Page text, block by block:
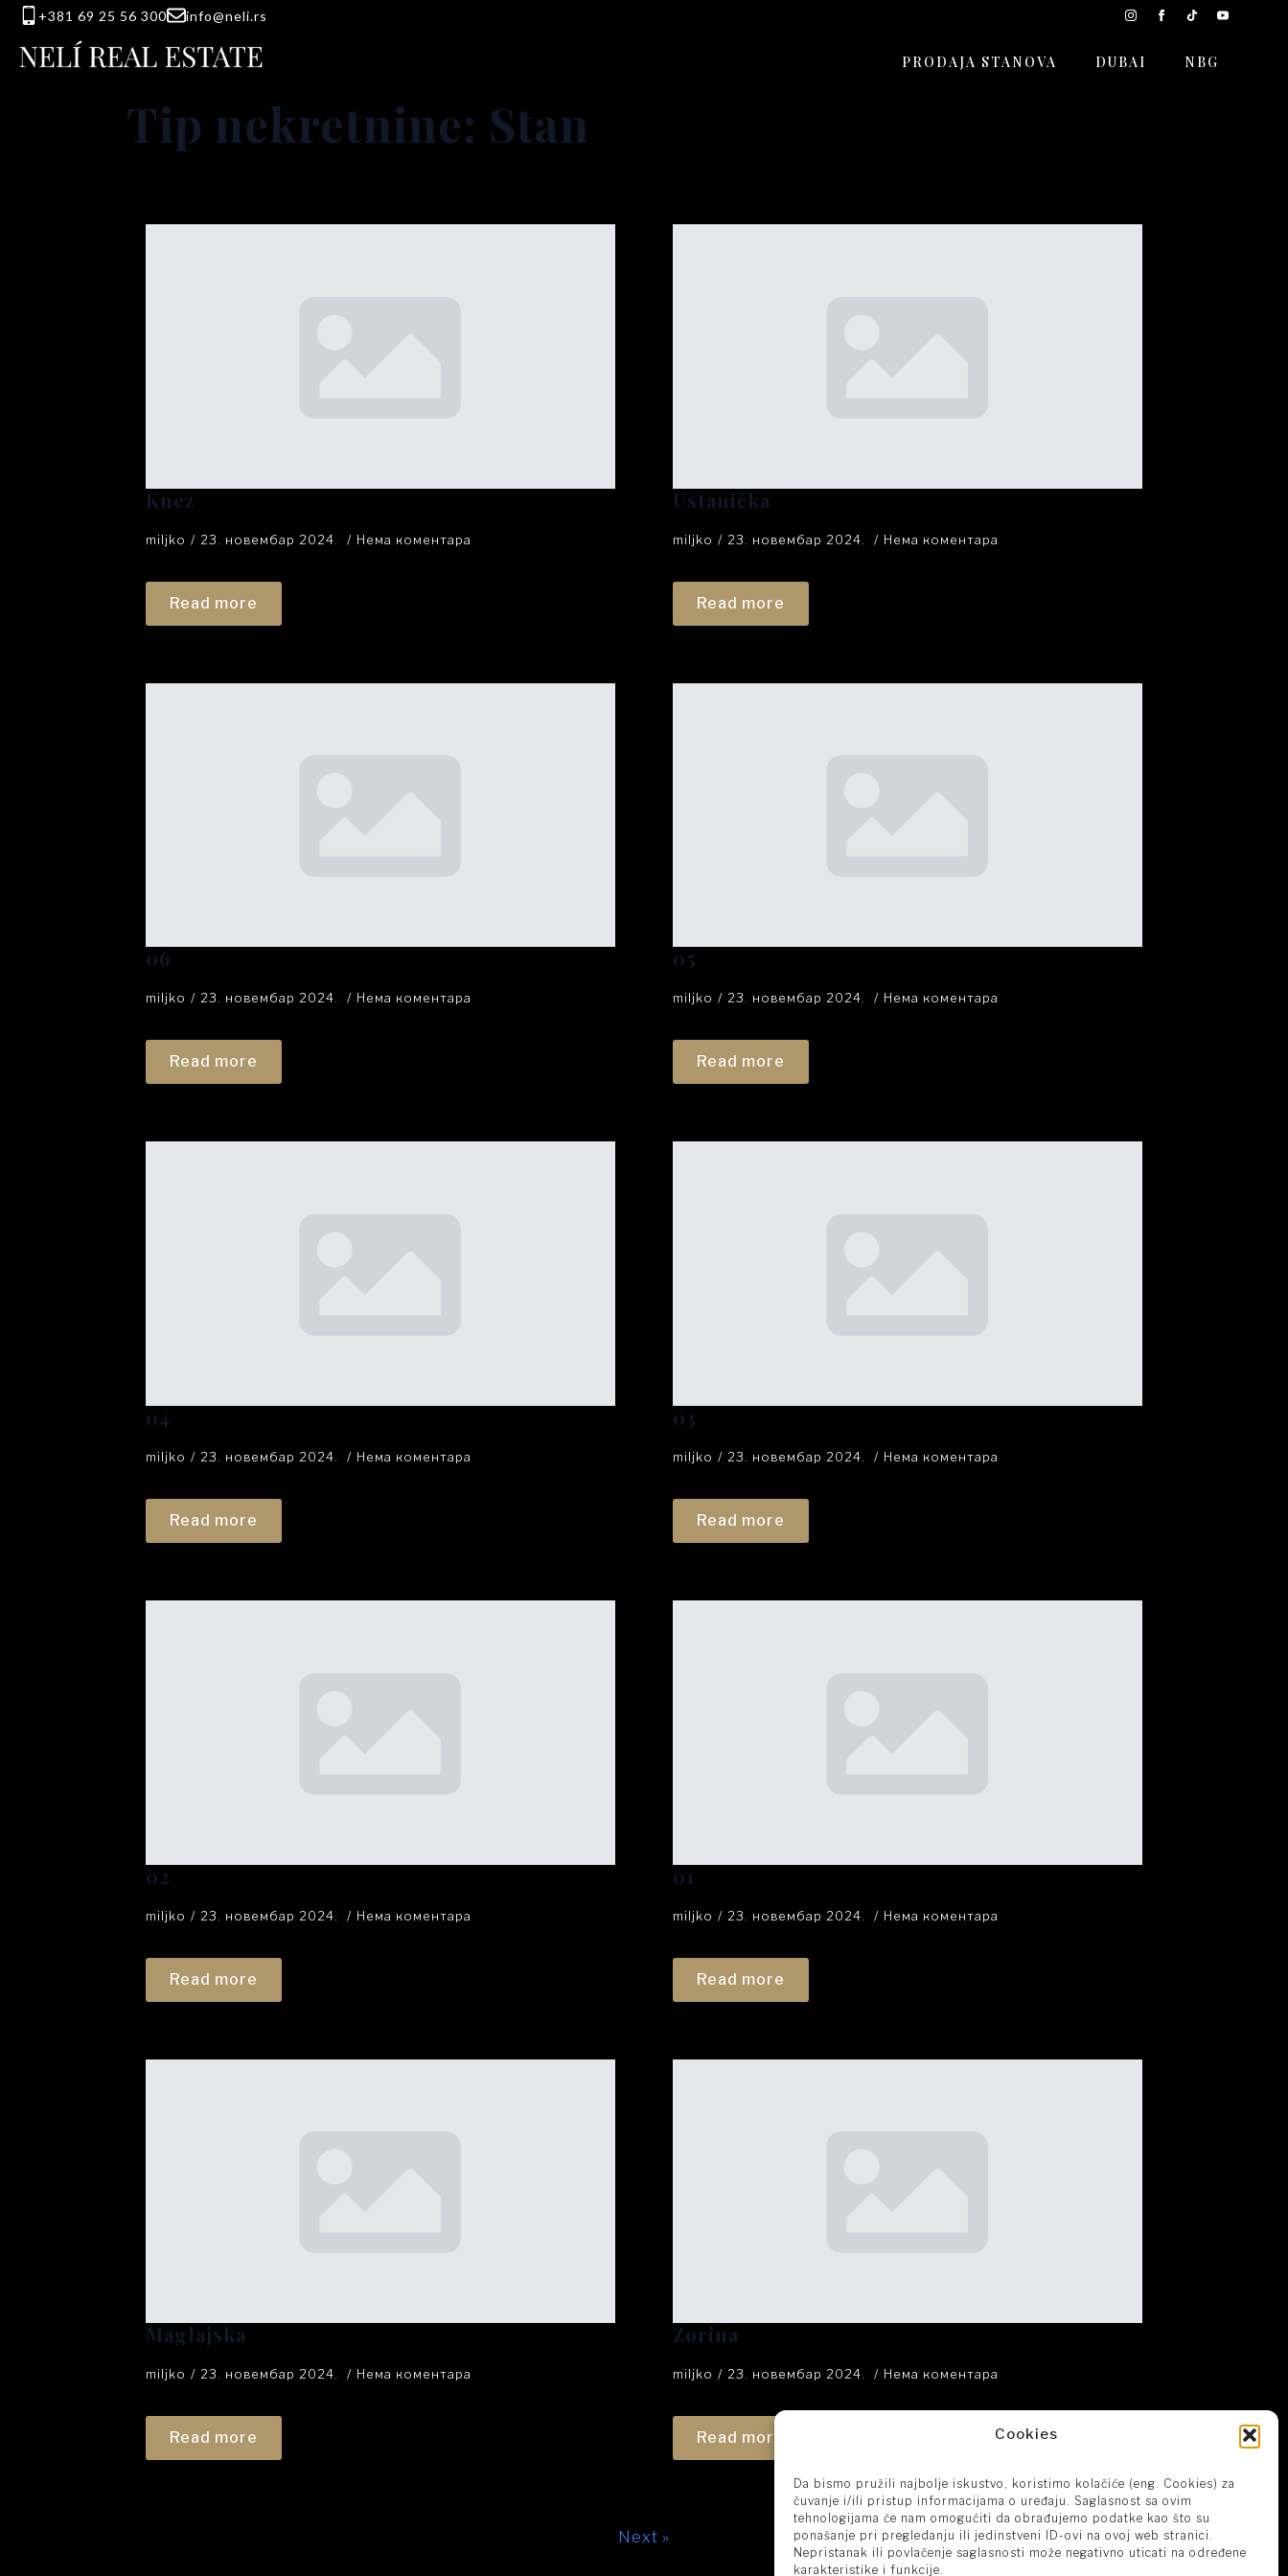
Cookies
Da bismo pružili najbolje iskustvo, koristimo kolačiće (eng. Cookies) za
čuvanje i/ili pristup informacijama o uređaju. Saglasnost sa ovim
tehnologijama će nam omogućiti da obrađujemo podatke kao što su
ponašanje pri pregledanju ili jedinstveni ID-ovi na ovoj web stranici.
Nepristanak ili povlačenje saglasnosti može negativno uticati na određene
karakteristike i funkcije.
+381 69 25 56 300 info@neli.rs
PRODAJA STANOVA DUBAI NBG
Tip nekretnine: Stan
Knez
miljko 23. новембар 2024. Нема коментара
Read more
Ustanička
miljko 23. новембар 2024. Нема коментара
Read more
06
miljko 23. новембар 2024. Нема коментара
Read more
05
miljko 23. новембар 2024. Нема коментара
Read more
04
miljko 23. новембар 2024. Нема коментара
Read more
03
miljko 23. новембар 2024. Нема коментара
Read more
02
miljko 23. новембар 2024. Нема коментара
Read more
01
miljko 23. новембар 2024. Нема коментара
Read more
Maglajska
miljko 23. новембар 2024. Нема коментара
Read more
Zorina
miljko 23. новембар 2024. Нема коментара
Read more
Next »